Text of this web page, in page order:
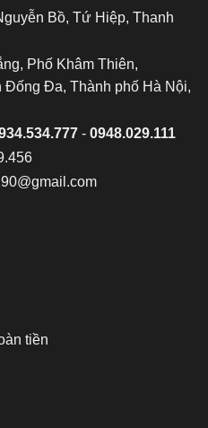
Bồ, Tứ Hiệp, Thanh
Phố Khâm Thiên,
Đống Đa, Thành phố Hà Nội,
- 0948.029.111
tiền